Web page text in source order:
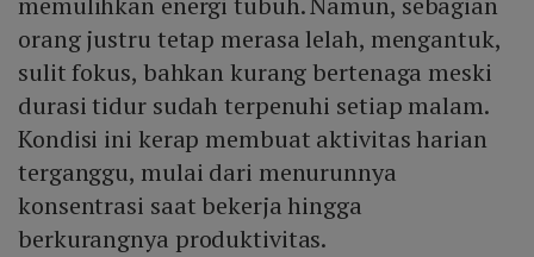
orang justru tetap merasa lelah, mengantuk,
sulit fokus, bahkan kurang bertenaga meski
durasi tidur sudah terpenuhi setiap malam.
Kondisi ini kerap membuat aktivitas harian
terganggu, mulai dari menurunnya
konsentrasi saat bekerja hingga
berkurangnya produktivitas.